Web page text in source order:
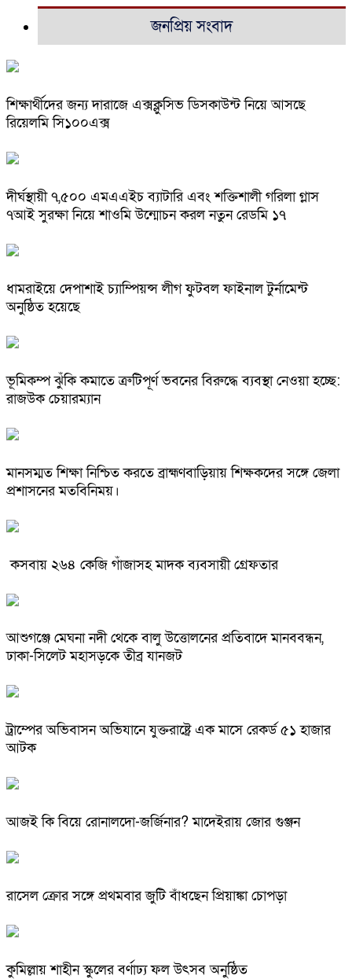
জনপ্রিয় সংবাদ
শিক্ষার্থীদের জন্য দারাজে এক্সক্লুসিভ ডিসকাউন্ট নিয়ে আসছে
রিয়েলমি সি১০০এক্স
দীর্ঘস্থায়ী ৭,৫০০ এমএএইচ ব্যাটারি এবং শক্তিশালী গরিলা গ্লাস
৭আই সুরক্ষা নিয়ে শাওমি উন্মোচন করল নতুন রেডমি ১৭
ধামরাইয়ে দেপাশাই চ্যাম্পিয়ন্স লীগ ফুটবল ফাইনাল টুর্নামেন্ট
অনুষ্ঠিত হয়েছে
ভূমিকম্প ঝুঁকি কমাতে ত্রুটিপূর্ণ ভবনের বিরুদ্ধে ব্যবস্থা নেওয়া হচ্ছে:
রাজউক চেয়ারম্যান
মানসম্মত শিক্ষা নিশ্চিত করতে ব্রাহ্মণবাড়িয়ায় শিক্ষকদের সঙ্গে জেলা
প্রশাসনের মতবিনিময়।
কসবায় ২৬৪ কেজি গাঁজাসহ মাদক ব্যবসায়ী গ্রেফতার
আশুগঞ্জে মেঘনা নদী থেকে বালু উত্তোলনের প্রতিবাদে মানববন্ধন,
ঢাকা-সিলেট মহাসড়কে তীব্র যানজট
ট্রাম্পের অভিবাসন অভিযানে যুক্তরাষ্ট্রে এক মাসে রেকর্ড ৫১ হাজার
আটক
আজই কি বিয়ে রোনালদো-জর্জিনার? মাদেইরায় জোর গুঞ্জন
রাসেল ক্রোর সঙ্গে প্রথমবার জুটি বাঁধছেন প্রিয়াঙ্কা চোপড়া
কুমিল্লায় শাহীন স্কুলের বর্ণাঢ্য ফল উৎসব অনুষ্ঠিত